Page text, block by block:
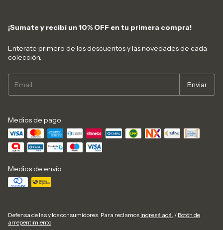
¡Sumate y recibí un 10% OFF en tu primera compra!
Enterate primero de los descuentos y las novedades de cada
colección.
Medios de pago
Medios de envío
Defensa de las y los consumidores. Para reclamos ingresá acá. / Botón de
arrepentimiento